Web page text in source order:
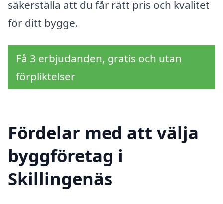
säkerställa att du får rätt pris och kvalitet
för ditt bygge.
Få 3 erbjudanden, gratis och utan
förpliktelser
Fördelar med att välja
byggföretag i
Skillingenäs